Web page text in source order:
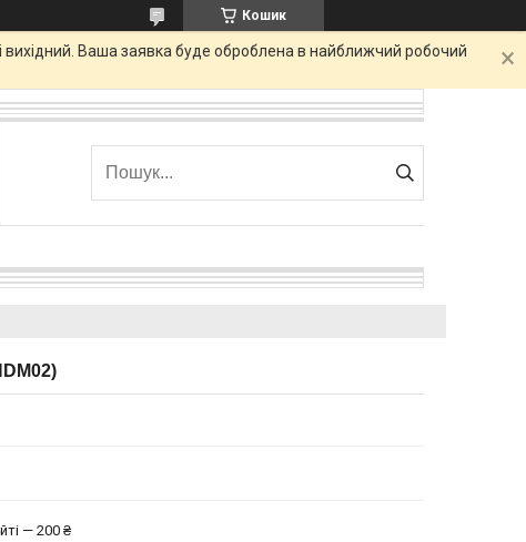
Кошик
вихідний. Ваша заявка буде оброблена в найближчий робочий
— 200 ₴